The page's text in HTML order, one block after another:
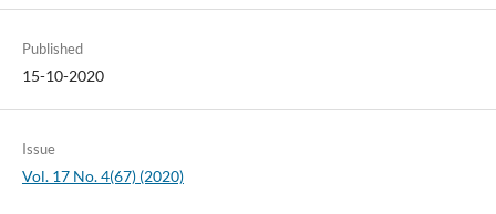
Published
15-10-2020
Issue
Vol. 17 No. 4(67) (2020)